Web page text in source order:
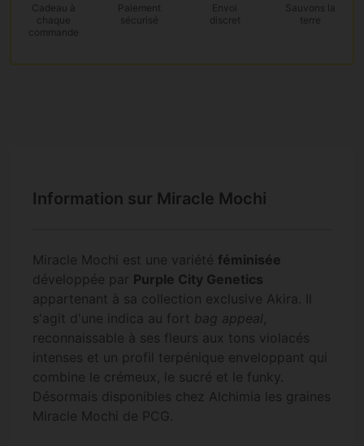
Cadeau à
chaque
commande
Paiement
sécurisé
Envoi
discret
Sauvons la
terre
Information sur Miracle Mochi
Miracle Mochi est une variété féminisée
développée par Purple City Genetics
appartenant à sa collection exclusive Akira. Il
s'agit d'une indica au fort bag appeal,
reconnaissable à ses fleurs aux tons violacés
intenses et un profil terpénique enveloppant qui
combine le crémeux, le sucré et le funky.
Désormais disponibles chez Alchimia les graines
Miracle Mochi de PCG.